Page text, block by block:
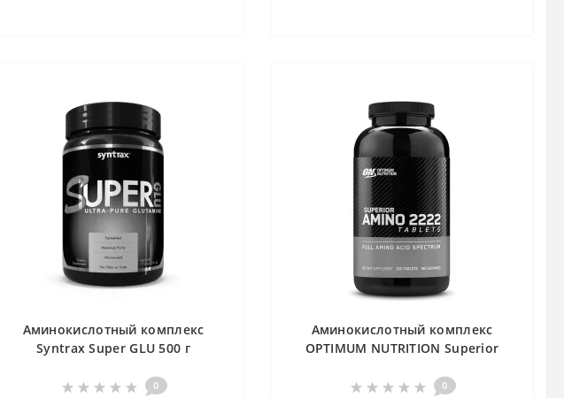
Аминокислотный комплекс
Syntrax Super GLU 500 г
0
Аминокислотный комплекс
OPTIMUM NUTRITION Superior
0